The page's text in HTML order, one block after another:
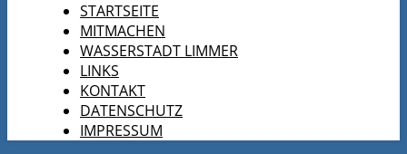
STARTSEITE
MITMACHEN
WASSERSTADT LIMMER
LINKS
KONTAKT
DATENSCHUTZ
IMPRESSUM